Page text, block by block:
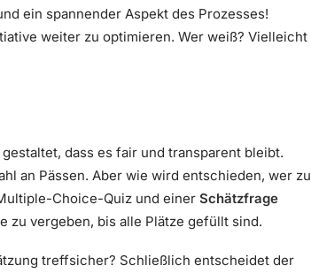
ein spannender Aspekt des Prozesses!
weiter zu optimieren. Wer weiß? Vielleicht
dass es fair und transparent bleibt.
an Pässen. Aber wie wird entschieden, wer zu
Choice-Quiz und einer Schätzfrage
zu vergeben, bis alle Plätze gefüllt sind.
treffsicher? Schließlich entscheidet der